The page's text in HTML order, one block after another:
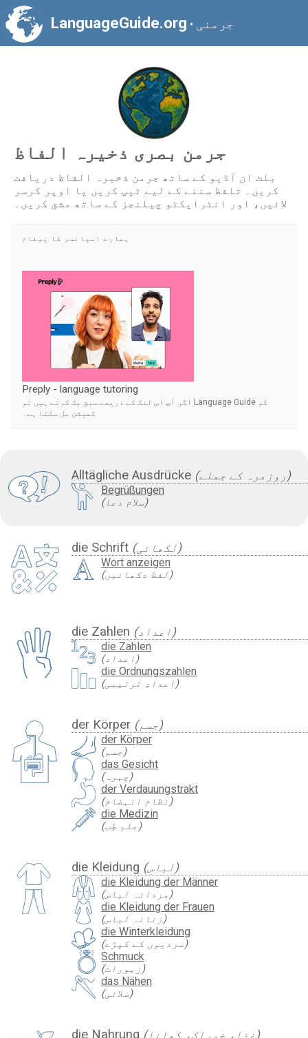
LanguageGuide.org • جرمنی
جرمن بصری ذخیرہ الفاظ
بلٹ ان آڈیو کے ساتھ جرمن ذخیرہ الفاظ دریافت
کریں۔ تلفظ سننے کے لیے ٹیپ کریں یا اوپر کرسر
لائیں، اور انٹرایکٹو چیلنجز کے ساتھ مشق کریں۔
Alltägliche Ausdrücke (روزمرہ کے جملے)
Begrüßungen
(سلام دعا)
die Schrift (لکھائی)
Wort anzeigen
(لفظ دکھائیں)
die Zahlen (اعداد)
die Zahlen
(اعداد)
die Ordnungszahlen
(اعدادِ ترتیبی)
der Körper (جسم)
der Körper
(جسم)
das Gesicht
(چہرہ)
der Verdauungstrakt
(نظامِ انہضام)
die Medizin
(علمِ طِب)
die Kleidung (لباس)
die Kleidung der Männer
(مردانہ لباس)
die Kleidung der Frauen
(زنانہ لباس)
die Winterkleidung
(سردیوں کے کپڑے)
Schmuck
(زیورات)
das Nähen
(سلائی)
die Nahrung (غذا، خوراک، کھانا)
ہمارے اسپانسر کا پیغام
Preply - language tutoring
اگر آپ اس لنک کے ذریعے سبق بک کرتے ہیں تو Language Guide کو
کمیشن مل سکتا ہے۔